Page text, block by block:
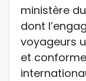
ministère
dont
voyageurs
et